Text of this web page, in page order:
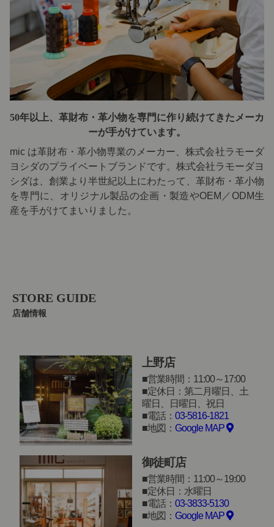
50年以上、革財布・革小物を専門に作り続けてきたメーカ
ーが手がけています。
mic は革財布・革小物専業のメーカー、株式会社ラモーダ
ヨシダのプライベートブランドです。株式会社ラモーダヨ
シダは、創業より半世紀以上にわたって、革財布・革小物
を専門に、オリジナル製品の企画・製造やOEM／ODM生
産を手がけてまいりました。
STORE GUIDE
店舗情報
上野店
営業時間：11:00～17:00
定休日：第二月曜日、土
曜日、日曜日、祝日
電話： 03-5816-1821
地図： Google MAP
御徒町店
営業時間：11:00～19:00
定休日：水曜日
電話： 03-3833-5130
地図： Google MAP